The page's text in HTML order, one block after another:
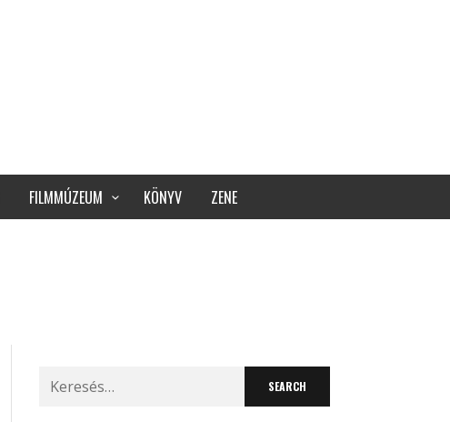
FILMMÚZEUM KÖNYV ZENE
Search
for: